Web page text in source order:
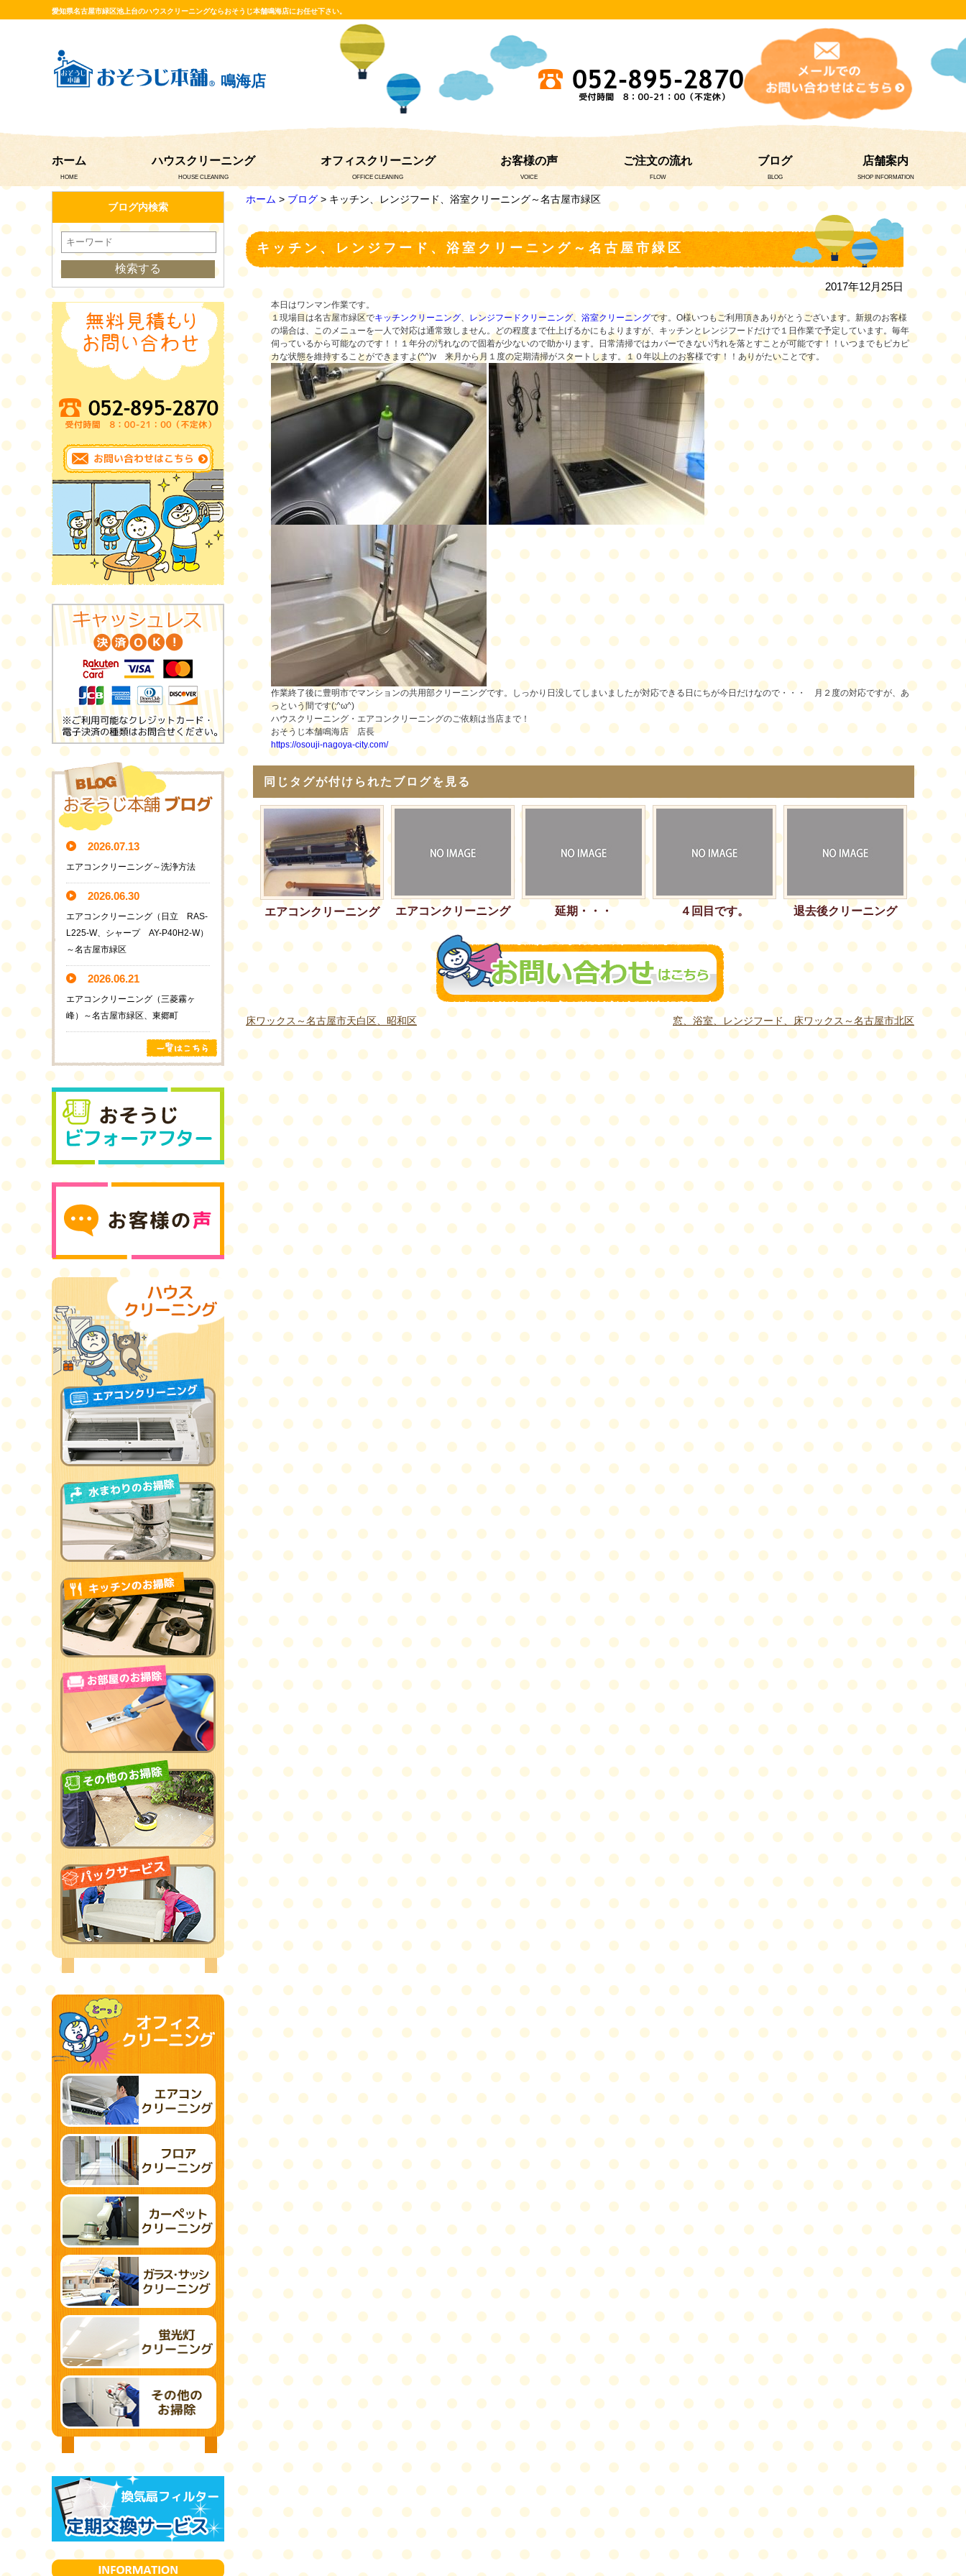
愛知県名古屋市緑区池上台のハウスクリーニングならおそうじ本舗鳴海店にお任せ下さい。
鳴海店
ホーム
HOME
ハウスクリーニング
HOUSE CLEANING
オフィスクリーニング
OFFICE CLEANING
お客様の声
VOICE
ご注文の流れ
FLOW
ブログ
BLOG
店舗案内
SHOP INFORMATION
ホーム >ブログ> キッチン、レンジフード、浴室クリーニング～名古屋市緑区
キッチン、レンジフード、浴室クリーニング～名古屋市緑区
2017年12月25日
本日はワンマン作業です。
１現場目は名古屋市緑区でキッチンクリーニング、 レンジフードクリーニング、 浴室クリーニングです。O様いつもご利用頂きありがとうございます。新規のお客様
の場合は、このメニューを一人で対応は通常致しません。どの程度まで仕上げるかにもよりますが、キッチンとレンジフードだけで１日作業で予定しています。毎年
伺っているから可能なのです！！１年分の汚れなので固着が少ないので助かります。日常清掃ではカバーできない汚れを落とすことが可能です！！いつまでもピカピ
カな状態を維持することができますよ(^^)v 来月から月１度の定期清掃がスタートします。１０年以上のお客様です！！ありがたいことです。
作業終了後に豊明市でマンションの共用部クリーニングです。しっかり日没してしまいましたが対応できる日にちが今日だけなので・・・ 月２度の対応ですが、あ
っという間です(;^ω^)
ハウスクリーニング・エアコンクリーニングのご依頼は当店まで！
おそうじ本舗鳴海店 店長
https://osouji-nagoya-city.com/
同じタグが付けられたブログを見る
エアコンクリーニング エアコンクリーニング 延期・・・ ４回目です。 退去後クリーニング
床ワックス～名古屋市天白区、昭和区 窓、浴室、レンジフード、床ワックス～名古屋市北区
ブログ内検索
2026.07.13
エアコンクリーニング～洗浄方法
2026.06.30
エアコンクリーニング（日立 RAS-
L225-W、シャープ AY-P40H2-W）
～名古屋市緑区
2026.06.21
エアコンクリーニング（三菱霧ヶ
峰）～名古屋市緑区、東郷町